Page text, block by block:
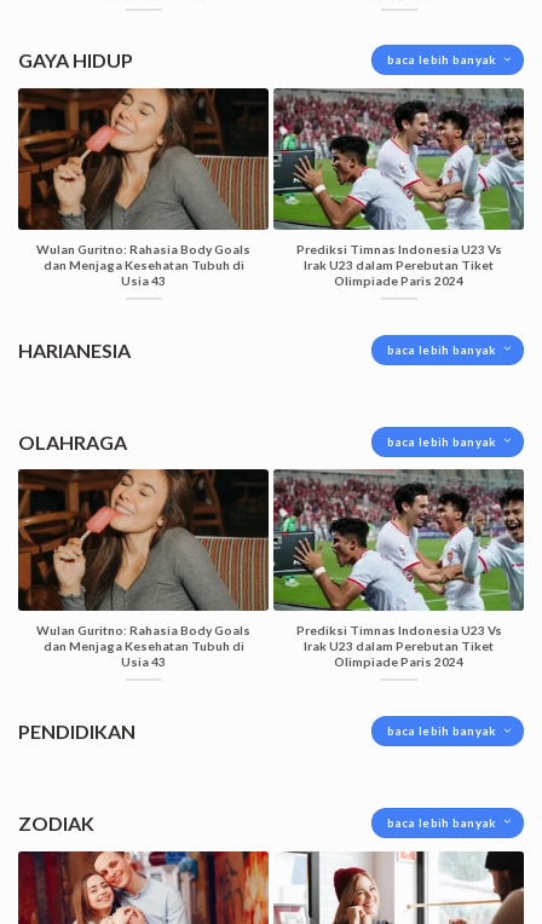
GAYA HIDUP baca lebih banyak
Wulan Guritno: Rahasia Body Goals
dan Menjaga Kesehatan Tubuh di
Usia 43
Prediksi Timnas Indonesia U23 Vs
Irak U23 dalam Perebutan Tiket
Olimpiade Paris 2024
HARIANESIA baca lebih banyak
OLAHRAGA baca lebih banyak
Wulan Guritno: Rahasia Body Goals
dan Menjaga Kesehatan Tubuh di
Usia 43
Prediksi Timnas Indonesia U23 Vs
Irak U23 dalam Perebutan Tiket
Olimpiade Paris 2024
PENDIDIKAN baca lebih banyak
ZODIAK baca lebih banyak